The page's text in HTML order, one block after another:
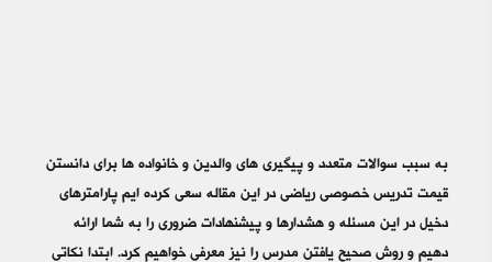
به سبب سوالات متعدد و پیگیری های والدین و خانواده ها برای دانستن
قیمت تدریس خصوصی ریاضی در این مقاله سعی کرده ایم پارامترهای
دخیل در این مسئله و هشدارها و پیشنهادات ضروری را به شما ارائه
دهیم و روش صحیح یافتن مدرس را نیز معرفی خواهیم کرد. ابتدا نکاتی